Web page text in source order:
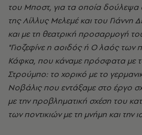
του Μποστ, για τα οποία δούλεψα
της Λίλλυς Μελεμέ και του Γιάννη
και με τη θεατρική προσαρμογή
"Γιοζεφίνε η αοιδός ή Ο λαός των
Κάφκα, που κάναμε πρόσφατα με
Στρούμπο: το χορικό με το
Νοβάλις που εντάξαμε στο έργο
με την προβληματική σχέση του
των ποντικιών με τη μνήμη και την